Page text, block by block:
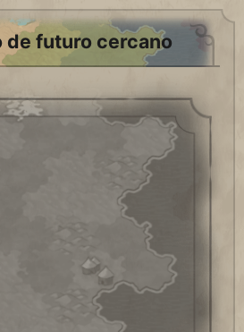
de futuro cercano